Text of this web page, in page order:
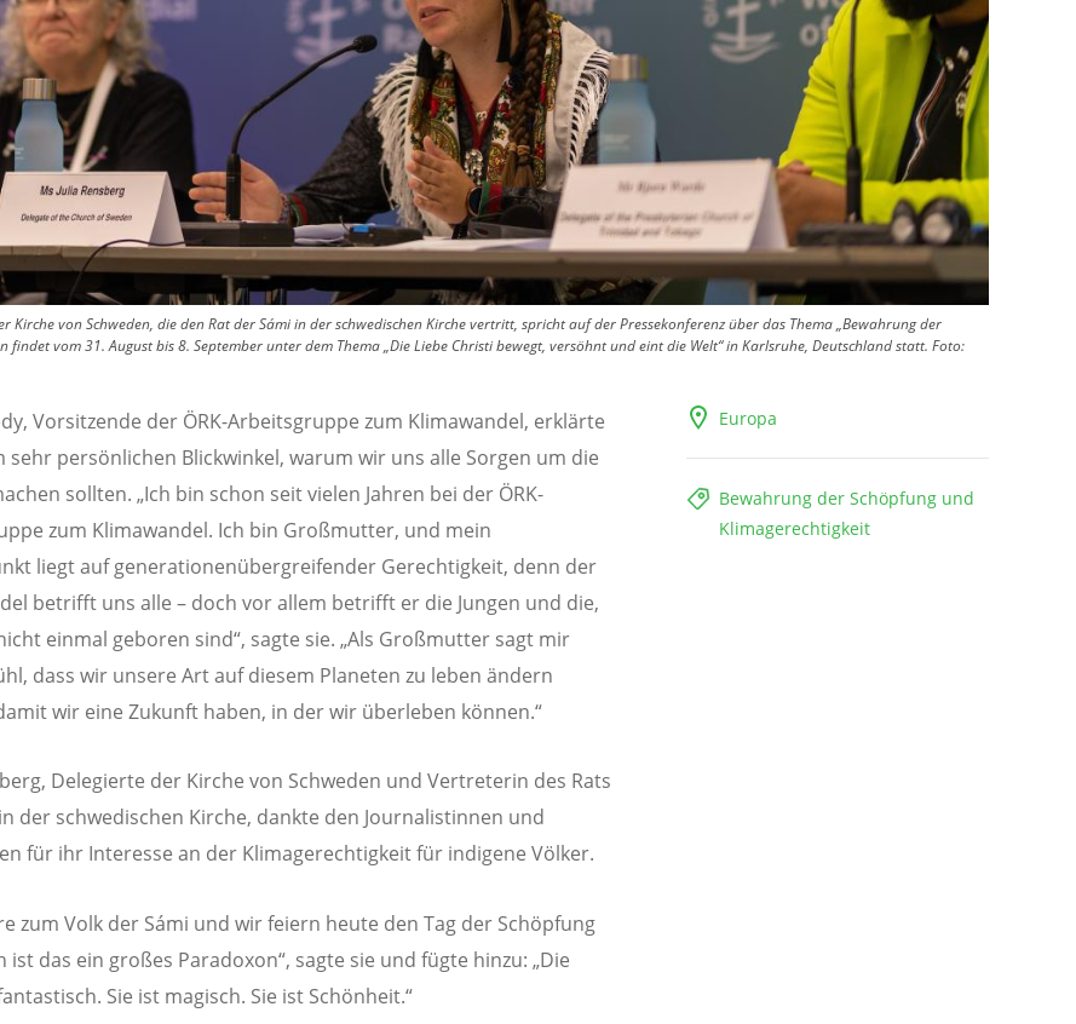
Kirche von Schweden, die den Rat der Sámi in der schwedischen Kirche vertritt, spricht auf der Pressekonferenz über das Thema „Bewahrung der
findet vom 31. August bis 8. September unter dem Thema „Die Liebe Christi bewegt, versöhnt und eint die Welt“ in Karlsruhe, Deutschland statt. Foto:
Europa
Bewahrung der Schöpfung und
Klimagerechtigkeit
Vorsitzende der ÖRK-Arbeitsgruppe zum Klimawandel, erklärte
sehr persönlichen Blickwinkel, warum wir uns alle Sorgen um die
sollten. „Ich bin schon seit vielen Jahren bei der ÖRK-
zum Klimawandel. Ich bin Großmutter, und mein
liegt auf generationenübergreifender Gerechtigkeit, denn der
betrifft uns alle – doch vor allem betrifft er die Jungen und die,
einmal geboren sind“, sagte sie. „Als Großmutter sagt mir
dass wir unsere Art auf diesem Planeten zu leben ändern
wir eine Zukunft haben, in der wir überleben können.“
Delegierte der Kirche von Schweden und Vertreterin des Rats
der schwedischen Kirche, dankte den Journalistinnen und
für ihr Interesse an der Klimagerechtigkeit für indigene Völker.
zum Volk der Sámi und wir feiern heute den Tag der Schöpfung
das ein großes Paradoxon“, sagte sie und fügte hinzu: „Die
Sie ist magisch. Sie ist Schönheit.“